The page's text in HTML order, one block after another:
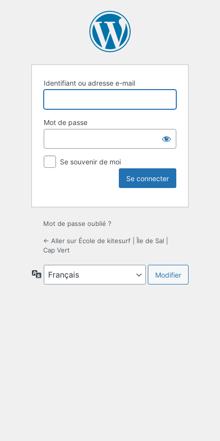
Identifiant ou adresse e-mail
Mot de passe
Se souvenir de moi
Mot de passe oublié ?
← Aller sur École de kitesurf | Île de Sal |
Cap Vert
Langue